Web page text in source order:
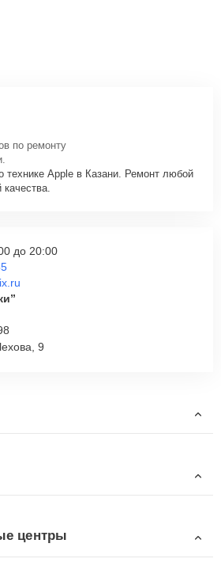
по ремонту
технике Apple в Казани. Ремонт любой
9
до 20:00
центры